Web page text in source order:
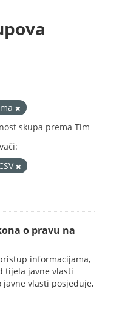
skupa prema Tim
o pravu na
informacijama,
tijela javne vlasti
vlasti posjeduje,